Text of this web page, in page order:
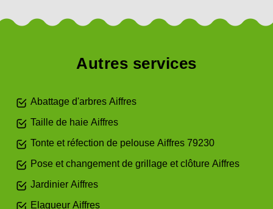
Autres services
Abattage d'arbres Aiffres
Taille de haie Aiffres
Tonte et réfection de pelouse Aiffres 79230
Pose et changement de grillage et clôture Aiffres
Jardinier Aiffres
Elagueur Aiffres